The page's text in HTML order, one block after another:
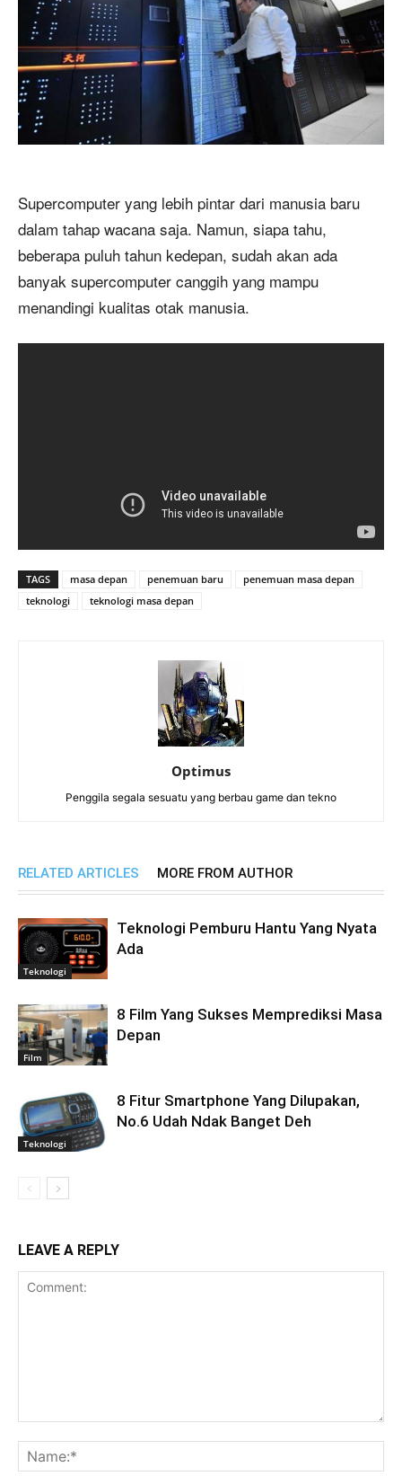
Supercomputer yang lebih pintar dari manusia baru
dalam tahap wacana saja. Namun, siapa tahu,
beberapa puluh tahun kedepan, sudah akan ada
banyak supercomputer canggih yang mampu
menandingi kualitas otak manusia.
TAGS masa depan penemuan baru
penemuan masa depan
teknologi
teknologi masa depan
Optimus
Penggila segala sesuatu yang berbau game dan tekno
RELATED ARTICLES MORE FROM AUTHOR
Teknologi
Teknologi Pemburu Hantu Yang Nyata
Ada
Film
8 Film Yang Sukses Memprediksi Masa
Depan
Teknologi
8 Fitur Smartphone Yang Dilupakan,
No.6 Udah Ndak Banget Deh
LEAVE A REPLY